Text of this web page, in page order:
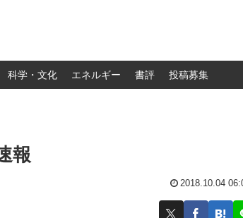
科学・文化 エネルギー 書評 投稿募集
報
2018.10.04